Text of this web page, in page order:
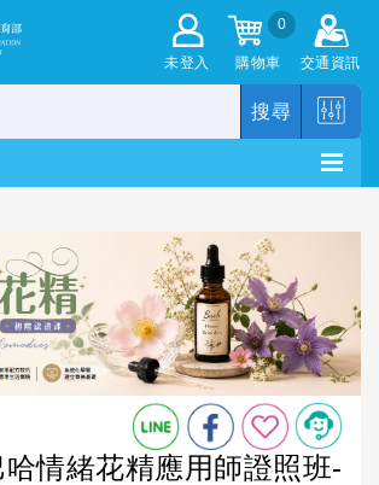
未登入
0
購物車 交通資訊
搜尋
情緒花精應用師證照班-